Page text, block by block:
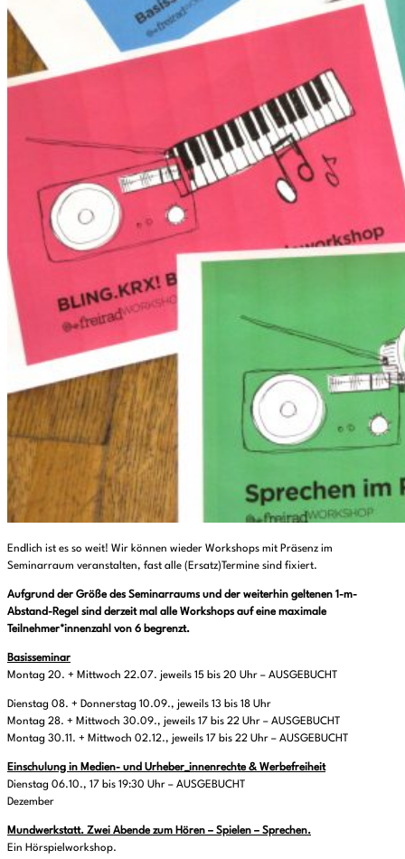
Endlich ist es so weit! Wir können wieder Workshops mit Präsenz im
Seminarraum veranstalten, fast alle (Ersatz)Termine sind fixiert.
Aufgrund der Größe des Seminarraums und der weiterhin geltenen 1-m-
Abstand-Regel sind derzeit mal alle Workshops auf eine maximale
Teilnehmer*innenzahl von 6 begrenzt.
Basisseminar
Montag 20. + Mittwoch 22.07. jeweils 15 bis 20 Uhr – AUSGEBUCHT
Dienstag 08. + Donnerstag 10.09., jeweils 13 bis 18 Uhr
Montag 28. + Mittwoch 30.09., jeweils 17 bis 22 Uhr – AUSGEBUCHT
Montag 30.11. + Mittwoch 02.12., jeweils 17 bis 22 Uhr – AUSGEBUCHT
Einschulung in Medien- und Urheber_innenrechte & Werbefreiheit
Dienstag 06.10., 17 bis 19:30 Uhr – AUSGEBUCHT
Dezember
Mundwerkstatt. Zwei Abende zum Hören – Spielen – Sprechen.
Ein Hörspielworkshop.